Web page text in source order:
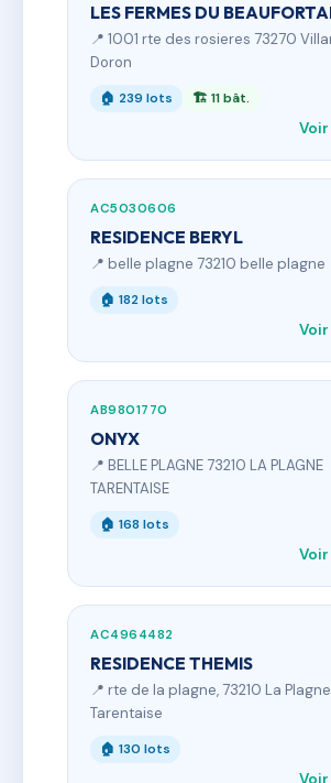
LES FERMES DU
📍 1001 rte des rosieres 73270
Doron
🏠 239 lots 🏗 11 bât.
AC5030606
RESIDENCE BERYL
📍 belle plagne 73210 belle plagne
🏠 182 lots
AB9801770
ONYX
📍 BELLE PLAGNE 73210 LA PLAGNE
TARENTAISE
🏠 168 lots
AC4964482
RESIDENCE THEMIS
📍 rte de la plagne, 73210 La Plagne
Tarentaise
🏠 130 lots